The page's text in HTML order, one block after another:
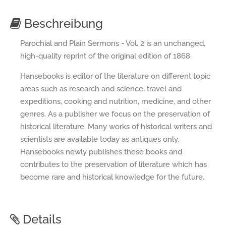
Beschreibung
Parochial and Plain Sermons - Vol. 2 is an unchanged,
high-quality reprint of the original edition of 1868.
Hansebooks is editor of the literature on different topic
areas such as research and science, travel and
expeditions, cooking and nutrition, medicine, and other
genres. As a publisher we focus on the preservation of
historical literature. Many works of historical writers and
scientists are available today as antiques only.
Hansebooks newly publishes these books and
contributes to the preservation of literature which has
become rare and historical knowledge for the future.
Details